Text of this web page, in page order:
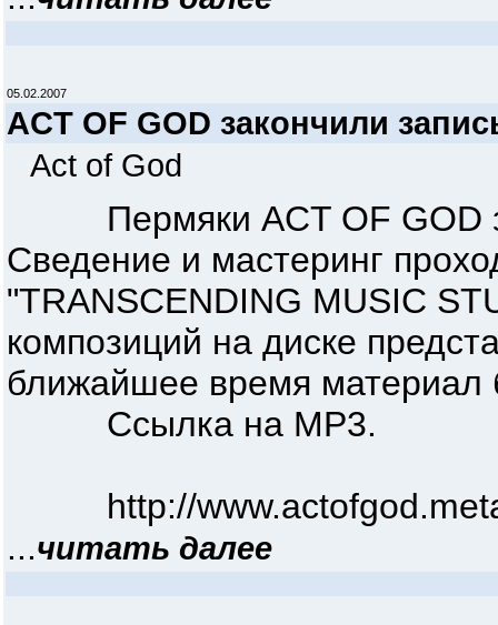
05.02.2007
ACT OF GOD закончили
Act of God
Пермяки ACT OF GOD
Сведение и мастеринг
"TRANSCENDING MUSIC
композиций на диске
ближайшее время материал
Ссылка на МР3.
http://
...читать далее